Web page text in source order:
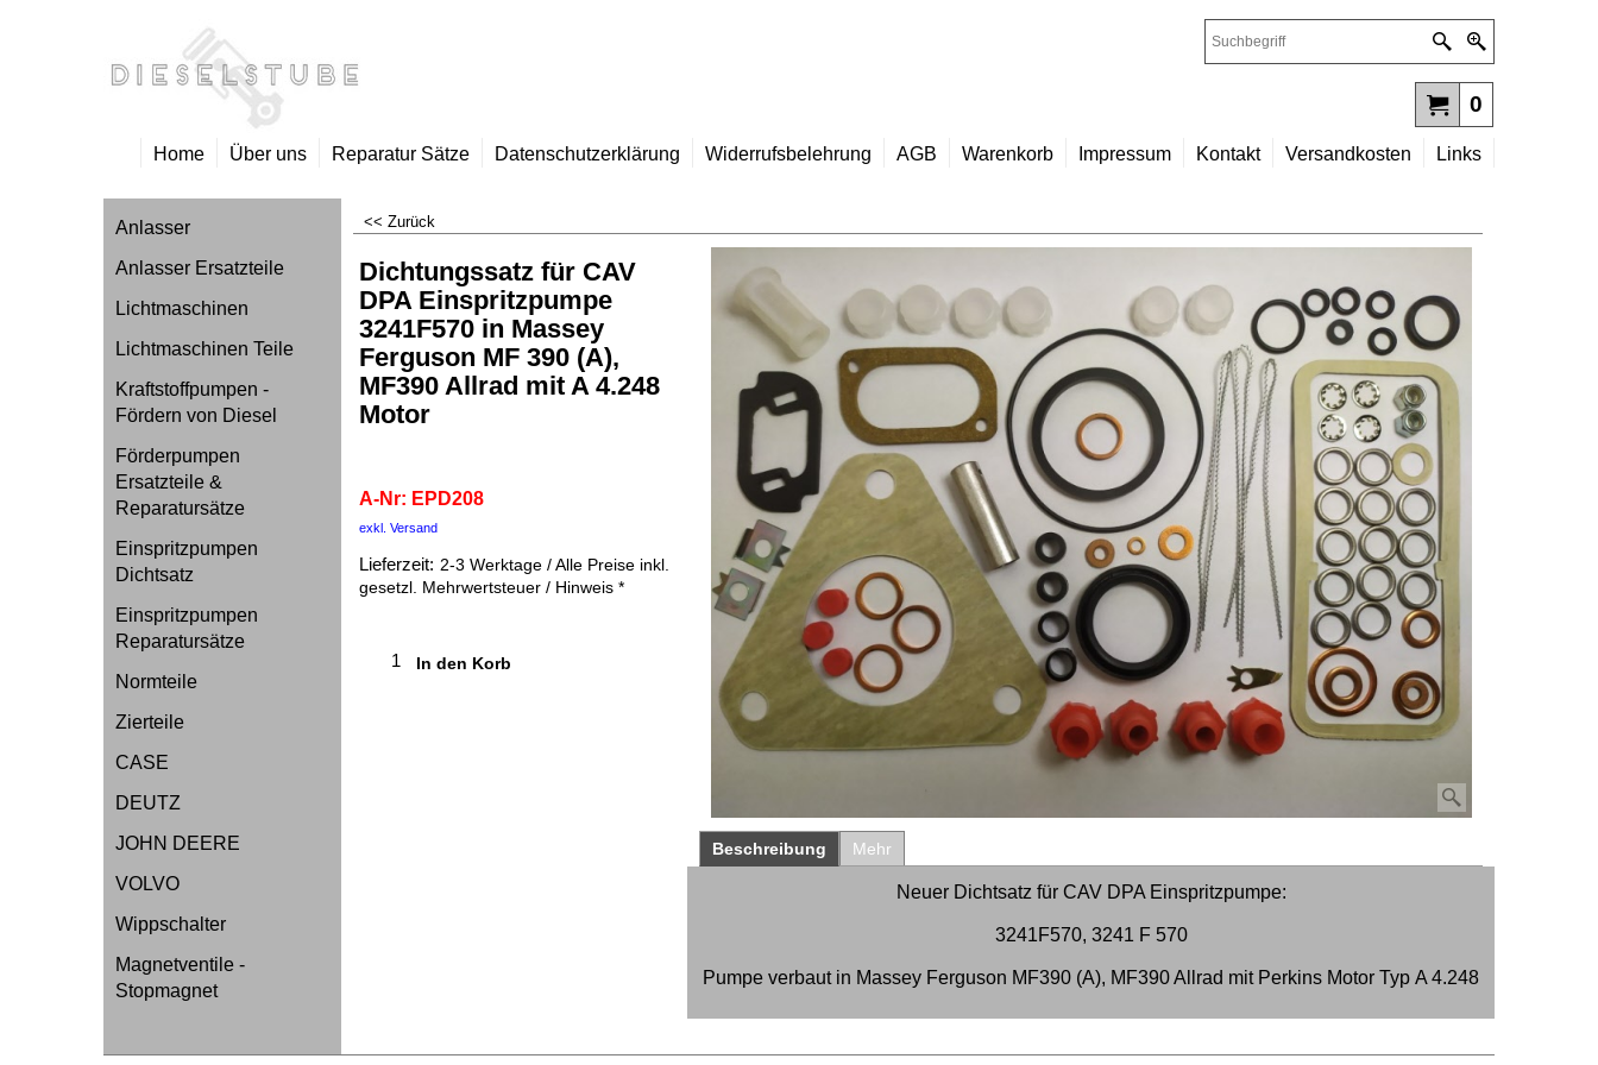
0
Home Über uns Reparatur Sätze Datenschutzerklärung Widerrufsbelehrung AGB Warenkorb Impressum Kontakt Versandkosten Links
Anlasser
Anlasser Ersatzteile
Lichtmaschinen
Lichtmaschinen Teile
Kraftstoffpumpen -
Fördern von Diesel
Förderpumpen
Ersatzteile &
Reparatursätze
Einspritzpumpen
Dichtsatz
Einspritzpumpen
Reparatursätze
Normteile
Zierteile
CASE
DEUTZ
JOHN DEERE
VOLVO
Wippschalter
Magnetventile -
Stopmagnet
<< Zurück
Dichtungssatz für CAV
DPA Einspritzpumpe
3241F570 in Massey
Ferguson MF 390 (A),
MF390 Allrad mit A 4.248
Motor
A-Nr: EPD208
exkl. Versand
Lieferzeit: 2-3 Werktage / Alle Preise inkl.
gesetzl. Mehrwertsteuer / Hinweis *
In den Korb
Beschreibung Mehr
Neuer Dichtsatz für CAV DPA Einspritzpumpe:
3241F570, 3241 F 570
Pumpe verbaut in Massey Ferguson MF390 (A), MF390 Allrad mit Perkins Motor Typ A 4.248